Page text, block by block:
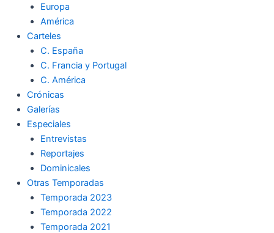
Europa
América
Carteles
C. España
C. Francia y Portugal
C. América
Crónicas
Galerías
Especiales
Entrevistas
Reportajes
Dominicales
Otras Temporadas
Temporada 2023
Temporada 2022
Temporada 2021